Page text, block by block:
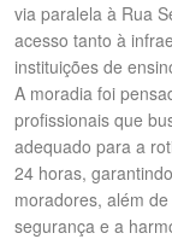
via paralela à Rua
acesso tanto à
instituições de
A moradia foi
profissionais que
adequado para a
24 horas,
moradores, além
segurança e a